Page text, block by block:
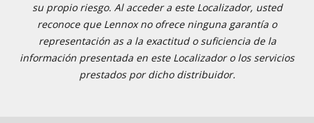
su propio riesgo. Al acceder a este Localizador, usted
reconoce que Lennox no ofrece ninguna garantía o
representación as a la exactitud o suficiencia de la
información presentada en este Localizador o los servicios
prestados por dicho distribuidor.